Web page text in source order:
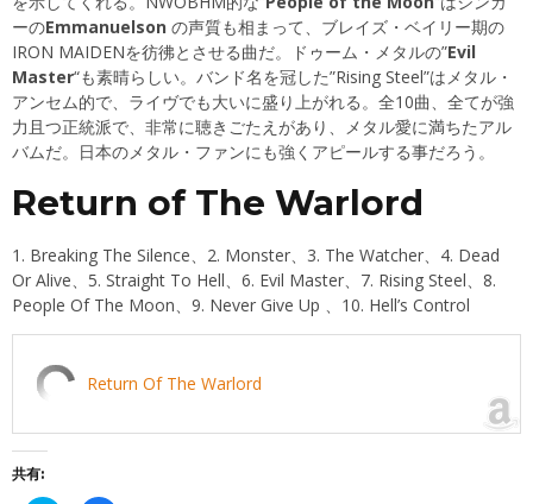
ーのEmmanuelson の声質も相まって、ブレイズ・ベイリー期の
IRON MAIDENを彷彿とさせる曲だ。ドゥーム・メタルの”Evil
Master“も素晴らしい。バンド名を冠した”Rising Steel”はメタル・
アンセム的で、ライヴでも大いに盛り上がれる。全10曲、全てが強
力且つ正統派で、非常に聴きごたえがあり、メタル愛に満ちたアル
バムだ。日本のメタル・ファンにも強くアピールする事だろう。
Return of The Warlord
1. Breaking The Silence、2. Monster、3. The Watcher、4. Dead
Or Alive、5. Straight To Hell、6. Evil Master、7. Rising Steel、8.
People Of The Moon、9. Never Give Up 、10. Hell’s Control
Return Of The Warlord
共有: